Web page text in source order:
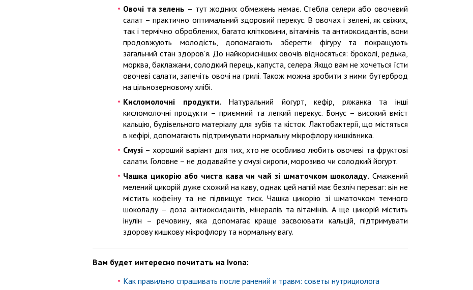
Овочі та зелень – тут жодних обмежень немає. Стебла селери або овочевий
салат – практично оптимальний здоровий перекус. В овочах і зелені, як свіжих,
так і термічно оброблених, багато клітковини, вітамінів та антиоксидантів, вони
продовжують молодість, допомагають зберегти фігуру та покращують
загальний стан здоров’я. До найкорисніших овочів відносяться: броколі, редька,
морква, баклажани, солодкий перець, капуста, селера. Якщо вам не хочеться їсти
овочеві салати, запечіть овочі на грилі. Також можна зробити з ними бутерброд
на цільнозерновому хлібі.
Кисломолочні продукти. Натуральний йогурт, кефір, ряжанка та інші
кисломолочні продукти – приємний та легкий перекус. Бонус – високий вміст
кальцію, будівельного матеріалу для зубів та кісток. Лактобактерії, що містяться
в кефірі, допомагають підтримувати нормальну мікрофлору кишківника.
Смузі – хороший варіант для тих, хто не особливо любить овочеві та фруктові
салати. Головне – не додавайте у смузі сиропи, морозиво чи солодкий йогурт.
Чашка цикорію або чиста кава чи чай зі шматочком шоколаду. Смажений
мелений цикорій дуже схожий на каву, однак цей напій має безліч переваг: він не
містить кофеїну та не підвищує тиск. Чашка цикорію зі шматочком темного
шоколаду – доза антиоксидантів, мінералів та вітамінів. А ще цикорій містить
інулін – речовину, яка допомагає краще засвоювати кальцій, підтримувати
здорову кишкову мікрофлору та нормальну вагу.
Вам будет интересно почитать на Ivona:
Как правильно спрашивать после ранений и травм: cоветы нутрициолога